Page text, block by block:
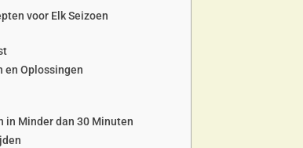
voor Elk Seizoen
en Oplossingen
in Minder dan 30 Minuten